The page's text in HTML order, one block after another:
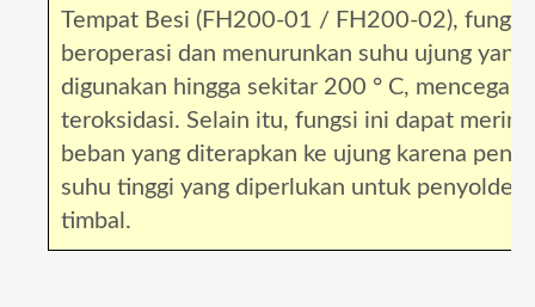
Tempat Besi (FH200-01 / FH200-02), fungsi
beroperasi dan menurunkan suhu ujung yang
digunakan hingga sekitar 200 ° C, mencegah
teroksidasi. Selain itu, fungsi ini dapat
beban yang diterapkan ke ujung karena
suhu tinggi yang diperlukan untuk
timbal.